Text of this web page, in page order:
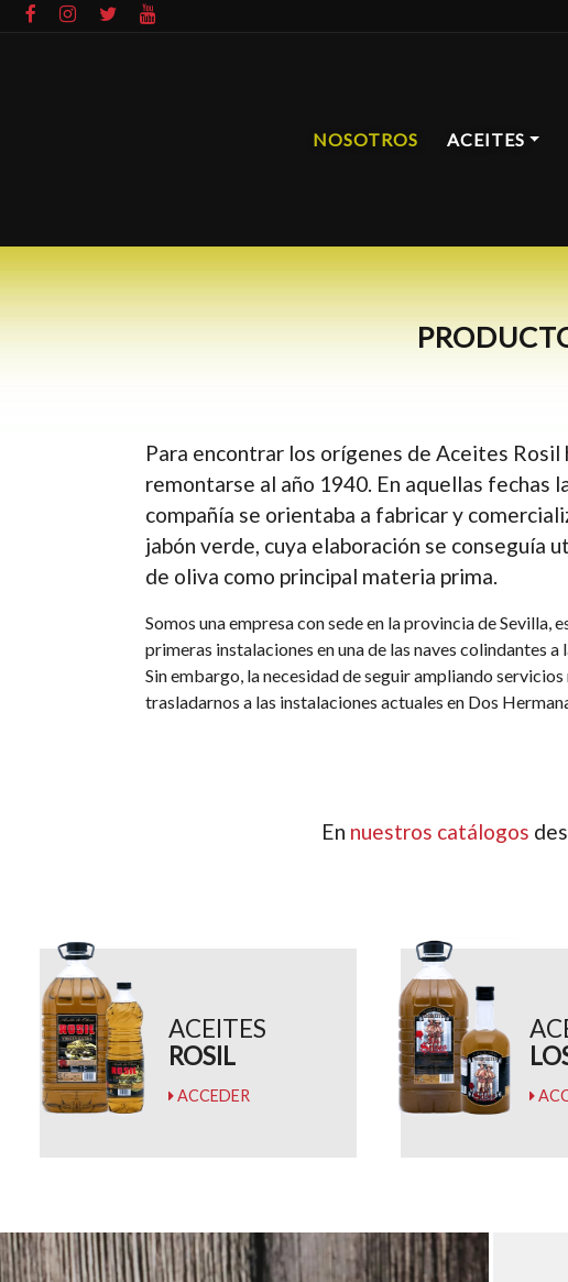
NOSOTROS ACEITES
Para encontrar los orígenes de Aceites Rosil
remontarse al año 1940. En aquellas fechas
compañía se orientaba a fabricar y
jabón verde, cuya elaboración se conseguía
de oliva como principal materia prima.
Somos una empresa consede en la provincia de Sevilla,
primeras instalaciones en una de las naves colindantes a
Sin embargo, la necesidad de seguir ampliando
trasladarnos a las instalaciones actuales en Dos
En nuestros catálogos
ACEITES
ROSIL
ACCEDER